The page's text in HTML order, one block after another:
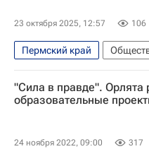
23 октября 2025, 12:57 106
Пермский край
Россия
Владимир
Уралкалий
"Сила в правде". Орлята
образовательные
24 ноября 2022, 09:00 317